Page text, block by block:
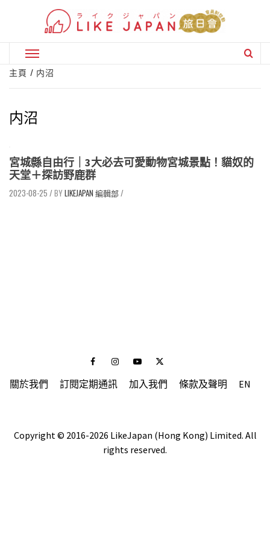
Primary
Menu
主頁 内沼
内沼
宮城縣自由行｜3大必去可愛動物宮城景點！貓奴的
天堂＋探訪野鹿群
2023-08-25 / LIKEJAPAN 編輯部/
FacebookInstagramYoutubeTwitter
關於我們 訂閱定期通訊 加入我們 條款及聲明 EN
Copyright © 2016-2026 LikeJapan (Hong Kong) Limited. All
rights reserved.